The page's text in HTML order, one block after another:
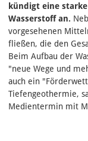
kündigt eine
Wasserstoff an.
vorgesehenen
fließen, die den
Beim Aufbau der
"neue Wege und
auch ein
Tiefengeothermie,
Medientermin mit